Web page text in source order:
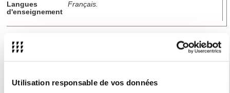
Utilisation responsable de vos données
Langues
d'enseignement
Français.
Bureau C014